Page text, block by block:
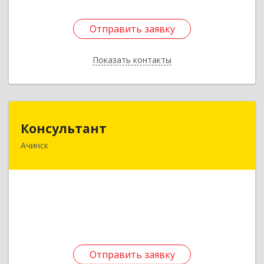
Отправить заявку
Показать контакты
Отправить заявку
Назад
Консультант
Ачинск
Отправить заявку
662159, Красноярский край, Ачинск г, Юго-
Отправить заявку